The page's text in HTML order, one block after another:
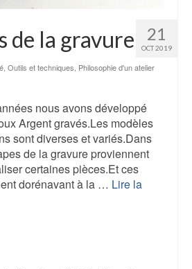
21
OCT 2019
de la gravure
Outils et techniques Philosophie d'un atelier
nous avons développé
Argent gravés.Les modèles
sont diverses et variés.Dans
de la gravure proviennent
certaines pièces.Et ces
dorénavant à la … Lire la